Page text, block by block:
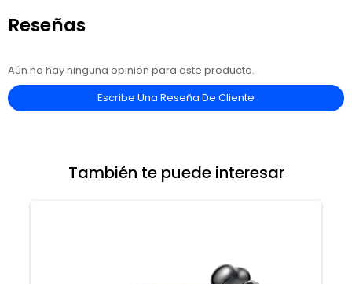
Reseñas
Aún no hay ninguna opinión para este producto.
Escribe Una Reseña De Cliente
También te puede interesar